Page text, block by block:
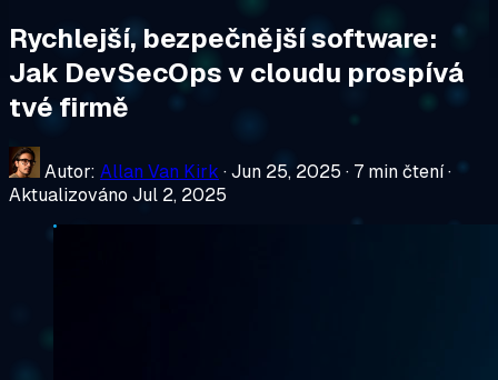
Rychlejší, bezpečnější software:
Jak DevSecOps v cloudu prospívá
tvé firmě
Autor: Allan Van Kirk ·Jun 25, 2025 · 7 min čtení·
Aktualizováno Jul 2, 2025